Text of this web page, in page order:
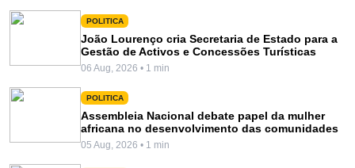
POLITICA
João Lourenço cria Secretaria de Estado para a
Gestão de Activos e Concessões Turísticas
06 Aug, 2026 • 1 min
POLITICA
Assembleia Nacional debate papel da mulher
africana no desenvolvimento das comunidades
05 Aug, 2026 • 1 min